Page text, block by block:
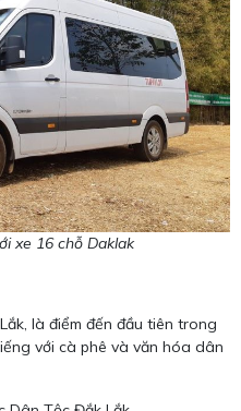
xe 16 chỗ Daklak
là điểm đến đầu tiên trong
với cà phê và văn hóa dân